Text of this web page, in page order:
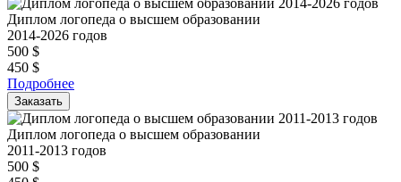
Диплом логопеда о высшем образовании
2014-2026 годов
500 $
450 $
Подробнее
Заказать
Диплом логопеда о высшем образовании
2011-2013 годов
500 $